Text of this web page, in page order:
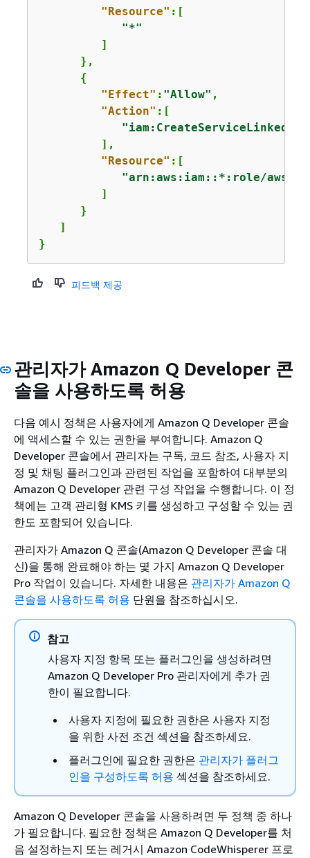
"Resource" :[
"*"
         ]
      },
{
"Effect" : "Allow" ,
"Action" :[
         ],
"Resource" :[
"arn:aws:iam::*:role/aws-
         ]
      }
   ]
}
피드백 제공
관리자가 Amazon Q Developer 콘
솔을 사용하도록 허용
다음 예시 정책은 사용자에게 Amazon Q Developer 콘솔
에 액세스할 수 있는 권한을 부여합니다. Amazon Q
Developer 콘솔에서 관리자는 구독, 코드 참조, 사용자 지
정 및 채팅 플러그인과 관련된 작업을 포함하여 대부분의
Amazon Q Developer 관련 구성 작업을 수행합니다. 이 정
책에는 고객 관리형 KMS 키를 생성하고 구성할 수 있는 권
한도 포함되어 있습니다.
관리자가 Amazon Q 콘솔(Amazon Q Developer 콘솔 대
신)을 통해 완료해야 하는 몇 가지 Amazon Q Developer
Pro 작업이 있습니다. 자세한 내용은 관리자가 Amazon Q
콘솔을 사용하도록 허용 단원을 참조하십시오.
참고
사용자 지정 항목 또는 플러그인을 생성하려면
Amazon Q Developer Pro 관리자에게 추가 권
한이 필요합니다.
사용자 지정에 필요한 권한은 사용자 지정
을 위한 사전 조건 섹션을 참조하세요.
플러그인에 필요한 권한은 관리자가 플러그
인을 구성하도록 허용 섹션을 참조하세요.
Amazon Q Developer 콘솔을 사용하려면 두 정책 중 하나
가 필요합니다. 필요한 정책은 Amazon Q Developer를 처
음 설정하는지 또는 레거시 Amazon CodeWhisperer 프로